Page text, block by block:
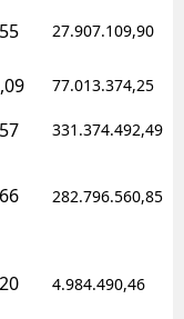
27.907.109,90
77.013.374,25
331.374.492,49
282.796.560,85
4.984.490,46